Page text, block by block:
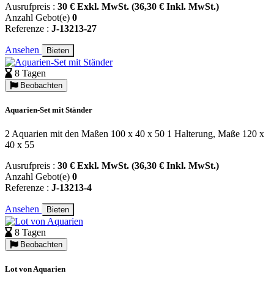
Ausrufpreis : 30 € Exkl. MwSt. (36,30 € Inkl. MwSt.)
Anzahl Gebot(e) 0
Referenze : J-13213-27
Ansehen Bieten
8 Tagen
Beobachten
Aquarien-Set mit Ständer
2 Aquarien mit den Maßen 100 x 40 x 50 1 Halterung, Maße 120 x
40 x 55
Ausrufpreis : 30 € Exkl. MwSt. (36,30 € Inkl. MwSt.)
Anzahl Gebot(e) 0
Referenze : J-13213-4
Ansehen Bieten
8 Tagen
Beobachten
Lot von Aquarien